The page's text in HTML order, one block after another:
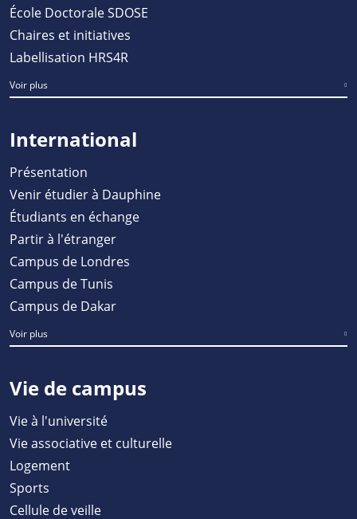
École Doctorale SDOSE
Chaires et initiatives
Labellisation HRS4R
Voir plus
International
Présentation
Venir étudier à Dauphine
Étudiants en échange
Partir à l'étranger
Campus de Londres
Campus de Tunis
Campus de Dakar
Voir plus
Vie de campus
Vie à l'université
Vie associative et culturelle
Logement
Sports
Cellule de veille